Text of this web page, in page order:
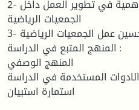
2- المواضيع المتناولة لها اهمية في تطوير العمل داخل
الجمعيات الرياضية
3- للصحفي الرياضي دور في تحسين عمل الجمعيات الرياضية
المنهج المتبع في الدراسة :
المنهج الوصفي
الادوات المستخدمة في الدراسة :
استمارة استبيان